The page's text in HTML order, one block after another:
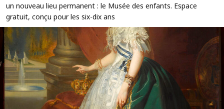
un nouveau lieu permanent : le Musée des enfants. Espace
gratuit, conçu pour les six-dix ans